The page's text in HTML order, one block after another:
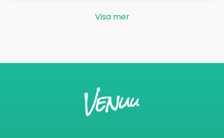
Visa mer